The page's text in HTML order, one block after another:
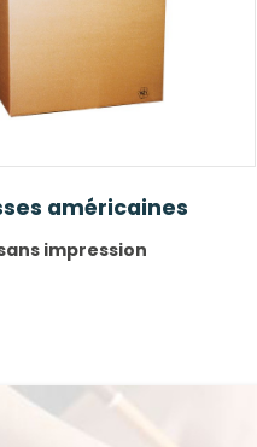
américaines
impression